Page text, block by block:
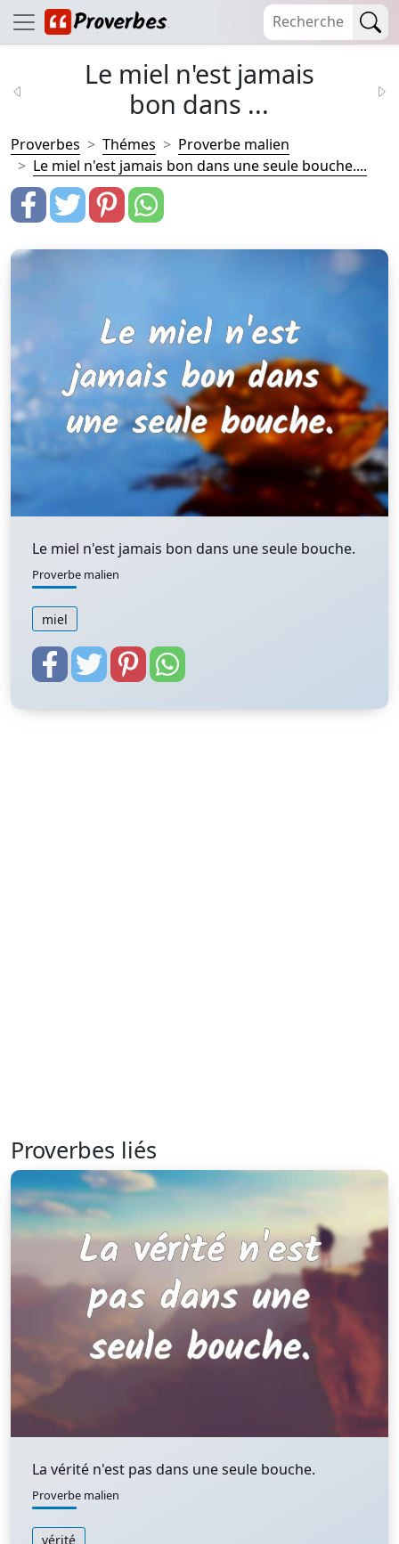
Le miel n'est jamais
bon dans ...
Proverbes Thémes
Proverbe malien
Le miel n'est jamais bon dans une seule bouche....
Le miel n'est jamais bon dans une seule bouche.
Proverbe malien
miel
Proverbes liés
La vérité n'est pas dans une seule bouche.
Proverbe malien
vérité